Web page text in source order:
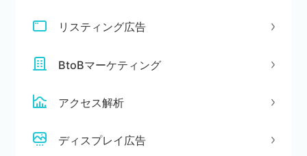
リスティング広告
BtoBマーケティング
アクセス解析
ディスプレイ広告